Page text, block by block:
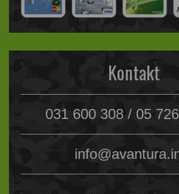
Kontakt
031 600 308 / 05